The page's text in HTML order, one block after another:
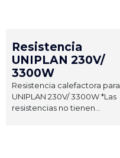
Resistencia
UNIPLAN 230V/
3300W
Resistencia calefactora para
UNIPLAN 230V/ 3300W *Las
resistencias no tienen...